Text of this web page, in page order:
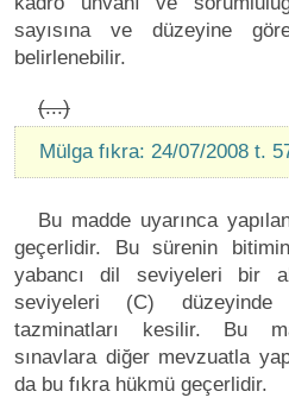
sayısına ve düzeyine
belirlenebilir.
(...)
Mülga fıkra: 24/07/2008 t.
Bu madde uyarınca
geçerlidir. Bu sürenin
yabancı dil seviyeleri bir
seviyeleri (C) düzeyinde
tazminatları kesilir. Bu
sınavlara diğer mevzuatla
da bu fıkra hükmü geçerlidir.